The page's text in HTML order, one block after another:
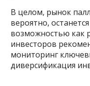
В целом, рынок
вероятно,
возможностью как
инвесторов
мониторинг
диверсификация